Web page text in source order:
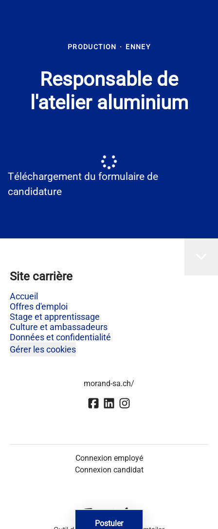
Postuler
PRODUCTION · ENNEY
Responsable de
l'atelier aluminium
Téléchargement du formulaire de
candidature
Site carrière
Accueil
Offres d'emploi
Stage et apprentissage
Culture et ambassadeurs
Données et confidentialité
Gérer les cookies
morand-sa.ch/
Connexion employé
Connexion candidat